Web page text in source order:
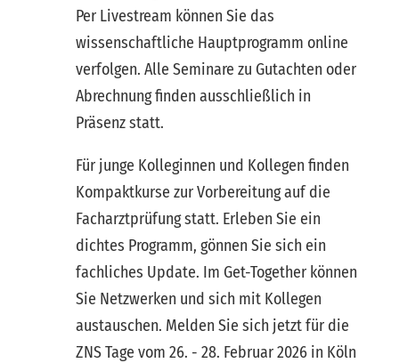
Per Livestream können Sie das
wissenschaftliche Hauptprogramm online
verfolgen. Alle Seminare zu Gutachten oder
Abrechnung finden ausschließlich in
Präsenz statt.
Für junge Kolleginnen und Kollegen finden
Kompaktkurse zur Vorbereitung auf die
Facharztprüfung statt. Erleben Sie ein
dichtes Programm, gönnen Sie sich ein
fachliches Update. Im Get-Together können
Sie Netzwerken und sich mit Kollegen
austauschen. Melden Sie sich jetzt für die
ZNS Tage vom 26. - 28. Februar 2026 in Köln